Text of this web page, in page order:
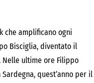
che amplificano ogni
Bisciglia, diventato il
ultime ore Filippo
quest’anno per il